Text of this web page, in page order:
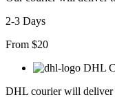
2-3 Days
From $20
DHL
DHL courier will deliver